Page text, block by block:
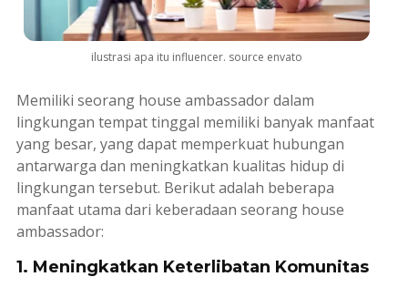
ilustrasi apa itu influencer. source envato
Memiliki seorang house ambassadordalam
lingkungan tempat tinggal memiliki banyak manfaat
yang besar, yang dapat memperkuat hubungan
antarwarga dan meningkatkan kualitas hidup di
lingkungan tersebut. Berikut adalah beberapa
manfaat utama dari keberadaan seorang house
ambassador:
1. Meningkatkan Keterlibatan Komunitas